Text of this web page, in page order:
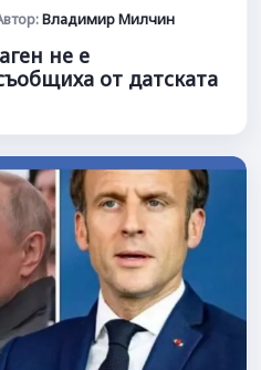
Владимир Милчин
не е
от датската